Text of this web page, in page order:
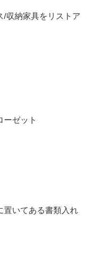
/収納家具をリストア
ーゼット
置いてある書類入れ